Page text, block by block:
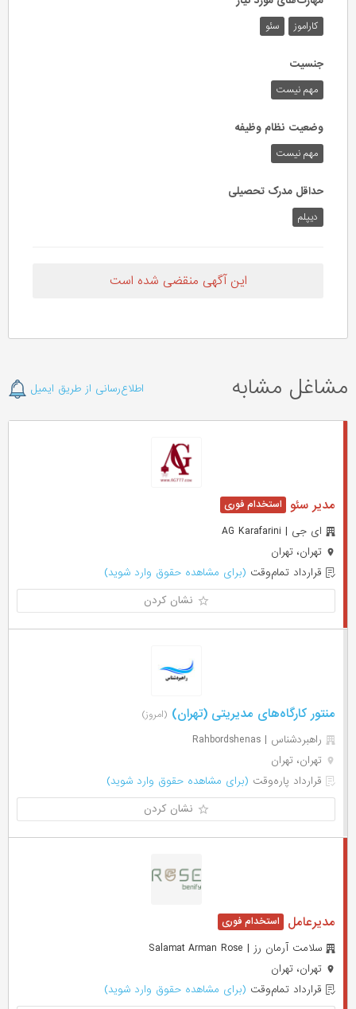
کاراموز سئو
جنسیت
مهم نیست
وضعیت نظام وظیفه
مهم‌ نیست
حداقل مدرک تحصیلی
دیپلم
این آگهی منقضی شده است
مشاغل مشابه اطلاع‌رسانی از طریق ایمیل
مدیر سئو
ای جی | AG Karafarini
تهران، تهران
قرارداد تمام‌وقت (برای مشاهده حقوق وارد شوید)
نشان کردن
منتور کارگاه‌های مدیریتی (تهران) (امروز)
راهبردشناس | Rahbordshenas
تهران، تهران
قرارداد پاره‌وقت (برای مشاهده حقوق وارد شوید)
نشان کردن
مدیرعامل
سلامت آرمان رز | Salamat Arman Rose
تهران، تهران
قرارداد تمام‌وقت (برای مشاهده حقوق وارد شوید)